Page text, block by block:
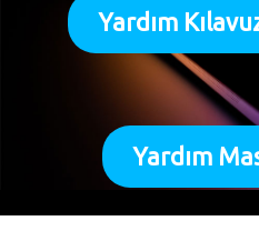
Yardım
Yardım